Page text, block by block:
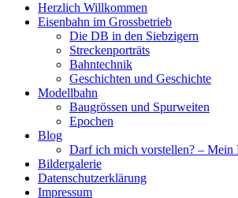
Herzlich Willkommen
Eisenbahn im Grossbetrieb
Die DB in den Siebzigern
Streckenporträts
Bahntechnik
Geschichten und Geschichte
Modellbahn
Baugrössen und Spurweiten
Epochen
Blog
Darf ich mich vorstellen? –
Bildergalerie
Datenschutzerklärung
Impressum